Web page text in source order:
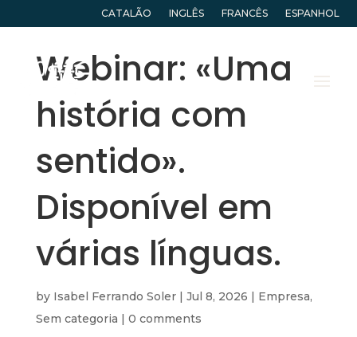
CATALÃO INGLÊS FRANCÊS ESPANHOL
Webinar: «Uma
história com
sentido».
Disponível em
várias línguas.
by Isabel Ferrando Soler| Jul 8, 2026 | Empresa,
Sem categoria | 0 comments